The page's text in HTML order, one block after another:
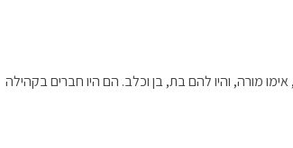
מורה, והיו להם בת, בן וכלב. הם היו חברים בקהילה